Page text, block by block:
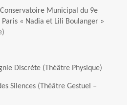
Municipal du 9e
« Nadia et Lili Boulanger »
Discrète (Théâtre Physique)
Silences (Théâtre Gestuel –